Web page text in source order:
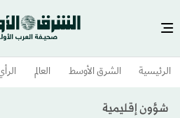
الرئيسية الشرق الأوسط​ العالم
شؤون إقليمية